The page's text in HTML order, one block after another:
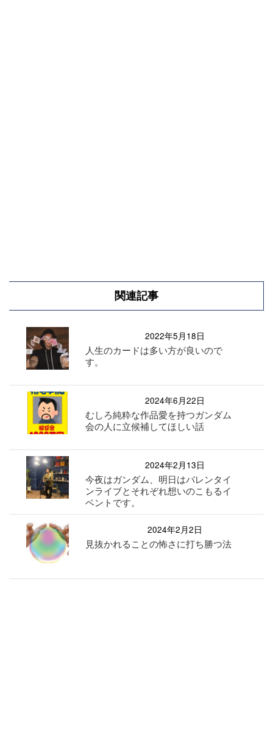
関連記事
2022年5月18日
人生のカードは多い方が良いので
す。
2024年6月22日
むしろ純粋な作品愛を持つガンダム
会の人に立候補してほしい話
2024年2月13日
今夜はガンダム、明日はバレンタイ
ンライブとそれぞれ想いのこもるイ
ベントです。
2024年2月2日
見抜かれることの怖さに打ち勝つ法